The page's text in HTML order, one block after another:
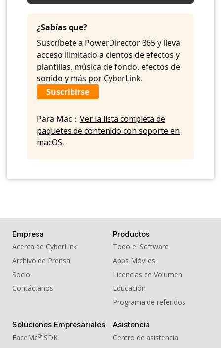
09. BGM - The Gavel
10. BGM - Trail Light
¿Sabías que?
Suscríbete a PowerDirector 365 y lleva
acceso ilimitado a cientos de efectos y
plantillas, música de fondo, efectos de
sonido y más por CyberLink.
Suscribirse
Para Mac： Ver la lista completa de
paquetes de contenido con soporte en
macOS.
Empresa
Acerca de CyberLink
Archivo de Prensa
Socio
Contáctanos
Productos
Todo el Software
Apps Móviles
Licencias de Volumen
Educación
Programa de referidos
Soluciones Empresariales
FaceMe® SDK
Asistencia
Centro de asistencia